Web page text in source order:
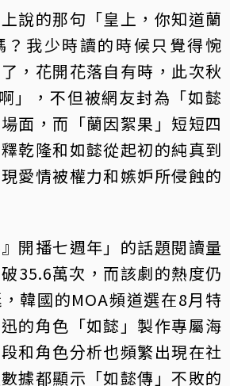
說的那句「皇上，你知道蘭
？我少時讀的時候只覺得惋
，花開花落自有時，此次秋
」，不但被網友封為「如懿
面，而「蘭因絮果」短短四
乾隆和如懿從起初的純真到
愛情被權力和嫉妒所侵蝕的
開播七週年」的話題閱讀量
35.6萬次，而該劇的熱度仍
韓國的MOA頻道選在8月特
的角色「如懿」製作專屬海
和角色分析也頻繁出現在社
據都顯示「如懿傳」不敗的